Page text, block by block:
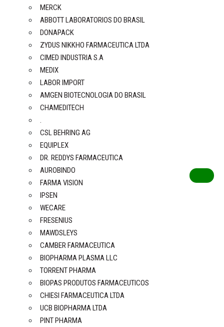
MERCK
ABBOTT LABORATORIOS DO BRASIL
DONAPACK
ZYDUS NIKKHO FARMACEUTICA LTDA
CIMED INDUSTRIA S.A
MEDIX
LABOR IMPORT
AMGEN BIOTECNOLOGIA DO BRASIL
CHAMEDITECH
.
CSL BEHRING AG
EQUIPLEX
DR. REDDYS FARMACEUTICA
AUROBINDO
FARMA VISION
IPSEN
WECARE
FRESENIUS
MAWDSLEYS
CAMBER FARMACEUTICA
BIOPHARMA PLASMA LLC
TORRENT PHARMA
BIOPAS PRODUTOS FARMACEUTICOS
CHIESI FARMACEUTICA LTDA
UCB BIOPHARMA LTDA
PINT PHARMA